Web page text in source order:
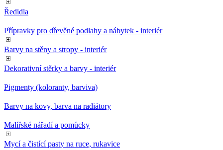
Ředidla
Přípravky pro dřevěné podlahy a nábytek - interiér
Barvy na stěny a stropy - interiér
Dekorativní stěrky a barvy - interiér
Pigmenty (koloranty, barviva)
Barvy na kovy, barva na radiátory
Malířské nářadí a pomůcky
Mycí a čistící pasty na ruce, rukavice